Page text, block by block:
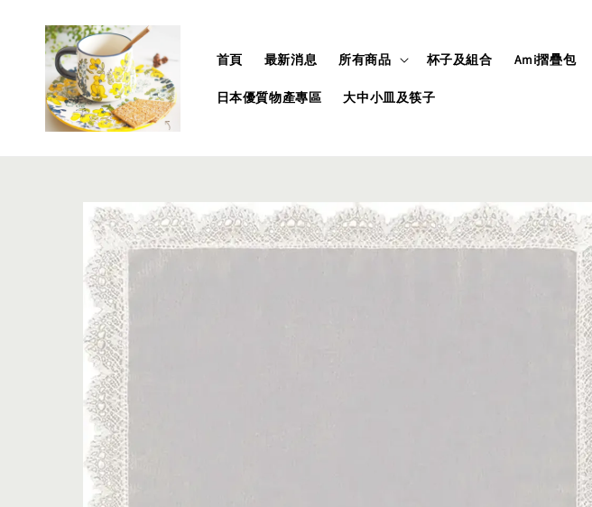
首頁 最新消息 所有商品 杯子及組合 Ami摺疊包
日本優質物產專區 大中小皿及筷子